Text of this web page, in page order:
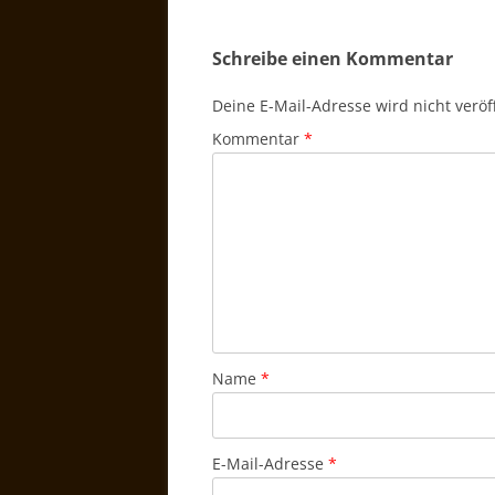
Schreibe einen Kommentar
Deine E-Mail-Adresse wird nicht
Kommentar *
Name *
E-Mail-Adresse *